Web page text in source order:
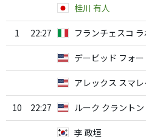
桂川 有人
1 22:27 フランチェスコ
デービッド フォー
アレックス スマレ
10 22:27 ルーク クラントン
李 政垣